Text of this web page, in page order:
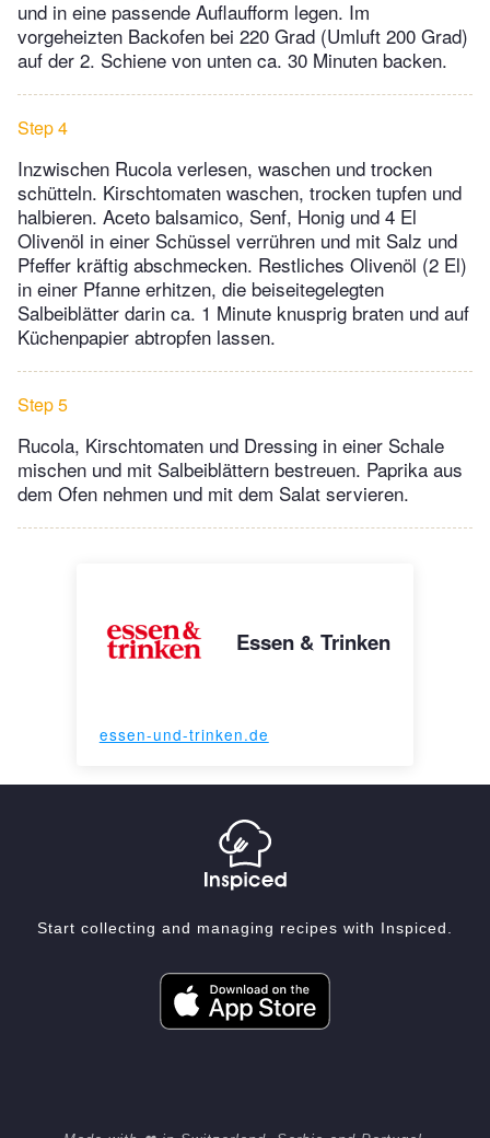
und in eine passende Auflaufform legen. Im
vorgeheizten Backofen bei 220 Grad (Umluft 200 Grad)
auf der 2. Schiene von unten ca. 30 Minuten backen.
Step 4
Inzwischen Rucola verlesen, waschen und trocken
schütteln. Kirschtomaten waschen, trocken tupfen und
halbieren. Aceto balsamico, Senf, Honig und 4 El
Olivenöl in einer Schüssel verrühren und mit Salz und
Pfeffer kräftig abschmecken. Restliches Olivenöl (2 El)
in einer Pfanne erhitzen, die beiseitegelegten
Salbeiblätter darin ca. 1 Minute knusprig braten und auf
Küchenpapier abtropfen lassen.
Step 5
Rucola, Kirschtomaten und Dressing in einer Schale
mischen und mit Salbeiblättern bestreuen. Paprika aus
dem Ofen nehmen und mit dem Salat servieren.
Essen & Trinken
essen-und-trinken.de
Start collecting and managing recipes with Inspiced.